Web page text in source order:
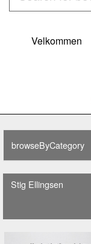
Velkommen
browseByCategory
Stig Ellingsen